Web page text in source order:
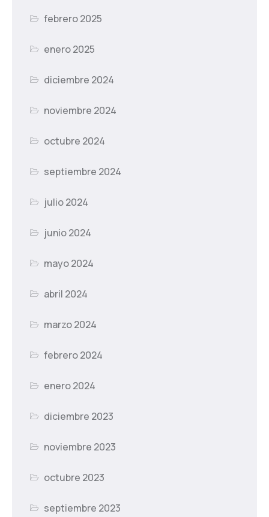
febrero 2025
enero 2025
diciembre 2024
noviembre 2024
octubre 2024
septiembre 2024
julio 2024
junio 2024
mayo 2024
abril 2024
marzo 2024
febrero 2024
enero 2024
diciembre 2023
noviembre 2023
octubre 2023
septiembre 2023